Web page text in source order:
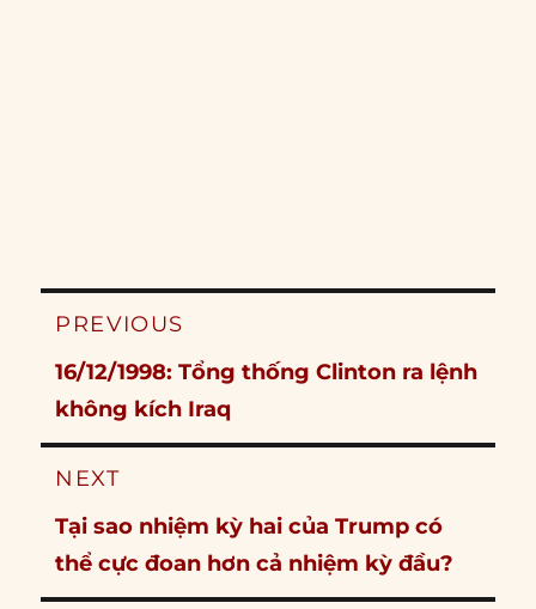
Post
PREVIOUS
Previous
post:
16/12/1998: Tổng thống Clinton ra lệnh
không kích Iraq
NEXT
Next
post:
Tại sao nhiệm kỳ hai của Trump có
thể cực đoan hơn cả nhiệm kỳ đầu?